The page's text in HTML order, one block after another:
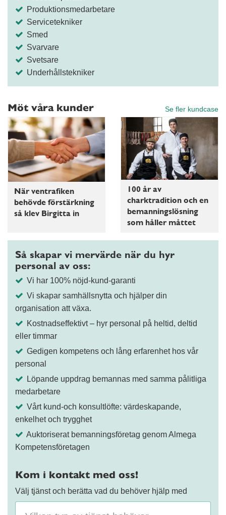
Produktionsmedarbetare
Servicetekniker
Smed
Svarvare
Svetsare
Underhållstekniker
Möt våra kunder Se fler kundcase
När ventrafiken
behövde förstärkning
så klev Birgitta in
100 år av
charktradition och en
bemanningslösning
som håller måttet
Så skapar vi mervärde när du hyr
personal av oss:
Vi har 100% nöjd-kund-garanti
Vi skapar samhällsnytta och hjälper din
organisation att växa.
Kostnadseffektivt – hyr personal på heltid, deltid
eller timmar
Gedigen kompetens och lång erfarenhet hos vår
personal
Löpande uppdrag bemannas med samma pålitliga
medarbetare
Vårt kund-och konsultlöfte: värdeskapande,
enkelhet och trygghet
Auktoriserat bemanningsföretag genom Almega
Kompetensföretagen
Kom i kontakt med oss!
Välj tjänst och berätta vad du behöver hjälp med